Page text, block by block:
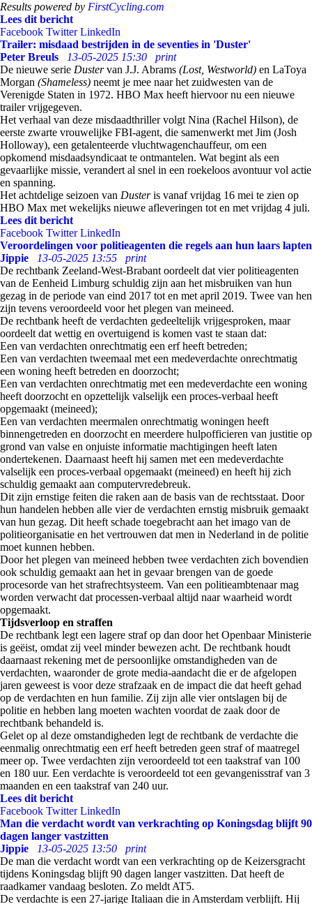
Results powered by FirstCycling.com
Lees dit bericht
Facebook Twitter LinkedIn
Trailer: misdaad bestrijden in de seventies in 'Duster'
Peter Breuls
13-05-2025 15:30
print
De nieuwe serie Dustervan J.J. Abrams (Lost, Westworld) en LaToya
Morgan (Shameless) neemt je mee naar het zuidwesten van de
Verenigde Staten in 1972. HBO Max heeft hiervoor nu een nieuwe
trailer vrijgegeven.
Het verhaal van deze misdaadthriller volgt Nina (Rachel Hilson), de
eerste zwarte vrouwelijke FBI-agent, die samenwerkt met Jim (Josh
Holloway), een getalenteerde vluchtwagenchauffeur, om een
opkomend misdaadsyndicaat te ontmantelen. Wat begint als een
gevaarlijke missie, verandert al snel in een roekeloos avontuur vol actie
en spanning.
Het achtdelige seizoen van Dusteris vanaf vrijdag 16 mei te zien op
HBO Max met wekelijks nieuwe afleveringen tot en met vrijdag 4 juli.
Lees dit bericht
Facebook Twitter LinkedIn
Veroordelingen voor politieagenten die regels aan hun laars lapten
Jippie
13-05-2025 13:55
print
De rechtbank Zeeland-West-Brabant oordeelt dat vier politieagenten
van de Eenheid Limburg schuldig zijn aan het misbruiken van hun
gezag in de periode van eind 2017 tot en met april 2019. Twee van hen
zijn tevens veroordeeld voor het plegen van meineed.
De rechtbank heeft de verdachten gedeeltelijk vrijgesproken, maar
oordeelt dat wettig en overtuigend is komen vast te staan dat:
Een van verdachten onrechtmatig een erf heeft betreden;
Een van verdachten tweemaal met een medeverdachte onrechtmatig
een woning heeft betreden en doorzocht;
Een van verdachten onrechtmatig met een medeverdachte een woning
heeft doorzocht en opzettelijk valselijk een proces-verbaal heeft
opgemaakt (meineed);
Een van verdachten meermalen onrechtmatig woningen heeft
binnengetreden en doorzocht en meerdere hulpofficieren van justitie op
grond van valse en onjuiste informatie machtigingen heeft laten
ondertekenen. Daarnaast heeft hij samen met een medeverdachte
valselijk een proces-verbaal opgemaakt (meineed) en heeft hij zich
schuldig gemaakt aan computervredebreuk.
Dit zijn ernstige feiten die raken aan de basis van de rechtsstaat. Door
hun handelen hebben alle vier de verdachten ernstig misbruik gemaakt
van hun gezag. Dit heeft schade toegebracht aan het imago van de
politieorganisatie en het vertrouwen dat men in Nederland in de politie
moet kunnen hebben.
Door het plegen van meineed hebben twee verdachten zich bovendien
ook schuldig gemaakt aan het in gevaar brengen van de goede
procesorde van het strafrechtsysteem. Van een politieambtenaar mag
worden verwacht dat processen-verbaal altijd naar waarheid wordt
opgemaakt.
Tijdsverloop en straffen
De rechtbank legt een lagere straf op dan door het Openbaar Ministerie
is geëist, omdat zij veel minder bewezen acht. De rechtbank houdt
daarnaast rekening met de persoonlijke omstandigheden van de
verdachten, waaronder de grote media-aandacht die er de afgelopen
jaren geweest is voor deze strafzaak en de impact die dat heeft gehad
op de verdachten en hun familie. Zij zijn alle vier ontslagen bij de
politie en hebben lang moeten wachten voordat de zaak door de
rechtbank behandeld is.
Gelet op al deze omstandigheden legt de rechtbank de verdachte die
eenmalig onrechtmatig een erf heeft betreden geen straf of maatregel
meer op. Twee verdachten zijn veroordeeld tot een taakstraf van 100
en 180 uur. Een verdachte is veroordeeld tot een gevangenisstraf van 3
maanden en een taakstraf van 240 uur.
Lees dit bericht
Facebook Twitter LinkedIn
Man die verdacht wordt van verkrachting op Koningsdag blijft 90
dagen langer vastzitten
Jippie
13-05-2025 13:50
print
De man die verdacht wordt van een verkrachting op de Keizersgracht
tijdens Koningsdag blijft 90 dagen langer vastzitten. Dat heeft de
raadkamer vandaag besloten. Zo meldt AT5.
De verdachte is een 27-jarige Italiaan die in Amsterdam verblijft. Hij